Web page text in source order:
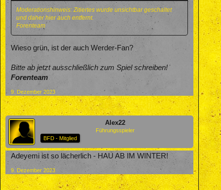
Moderationshinweis: Zitiertes wurde unsichtbar geschaltet
und daher hier auch entfernt.
Forenteam
Wieso grün, ist der auch Werder-Fan?
Bitte ab jetzt ausschließlich zum Spiel schreiben!
Forenteam
9. Dezember 2023
Alex22
Führungsspieler
BFD - Mitglied
Adeyemi ist so lächerlich - HAU AB IM WINTER!
9. Dezember 2023